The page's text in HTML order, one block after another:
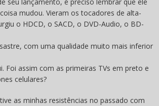
mudou. Vieram os tocadores de alta-
o HDCD, o SACD, o DVD-Audio, o BD-
com uma qualidade muito mais inferior
Foi assim com as primeiras TVs em preto e
celulares?
as minhas resistências no passado com